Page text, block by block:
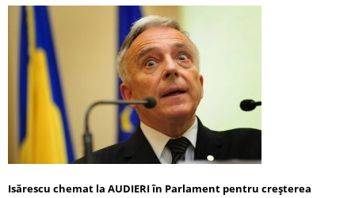
Isărescu chemat la AUDIERI în Parlament pentru creșterea